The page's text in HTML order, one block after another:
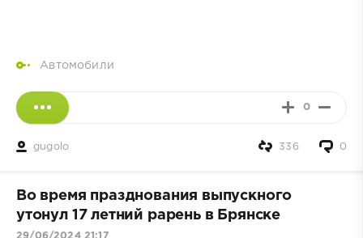
Автомобили
0
gugolo 0
336
Во время празднования выпускного
утонул 17 летний рарень в Брянске
29/06/2024 21:17